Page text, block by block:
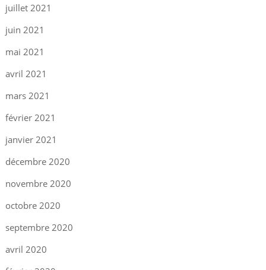
juillet 2021
juin 2021
mai 2021
avril 2021
mars 2021
février 2021
janvier 2021
décembre 2020
novembre 2020
octobre 2020
septembre 2020
avril 2020